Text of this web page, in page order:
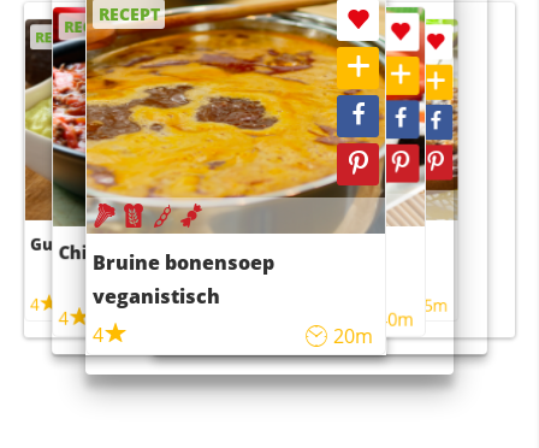
RECEPT
Guacamole
4
RECEPT
Chili con carne
4 45m
RECEPT
Bruine bonensoep
veganistisch
4
20m
RECEPT
Sushi rijstsalade
maaltijdsalade
40m
RECEPT
4 55m